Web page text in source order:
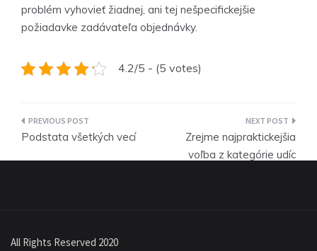
problém vyhovieť žiadnej, ani tej nešpecifickejšie
požiadavke zadávateľa objednávky.
4.2/5 - (5 votes)
Navigace
pro
Podstata všetkých vecí
Zrejme najpraktickejšia
voľba z kategórie udíc
All Rights Reserved 2020